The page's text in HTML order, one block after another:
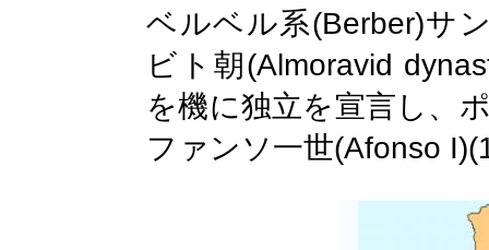
ベルベル系(Berber)サ
ビト朝(Almoravid
を機に独立を宣言し、
ファンソ一世(Afonso